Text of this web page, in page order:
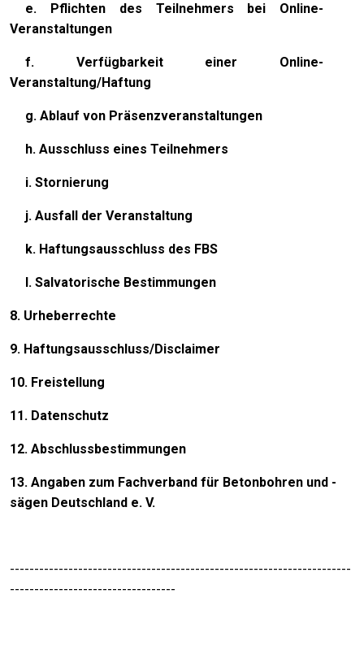
e. Pflichten des Teilnehmers bei Online-
Veranstaltungen
f. Verfügbarkeit einer Online-
Veranstaltung/Haftung
g. Ablauf von Präsenzveranstaltungen
h. Ausschluss eines Teilnehmers
i. Stornierung
j. Ausfall der Veranstaltung
k. Haftungsausschluss des FBS
l. Salvatorische Bestimmungen
8. Urheberrechte
9. Haftungsausschluss/Disclaimer
10. Freistellung
11. Datenschutz
12. Abschlussbestimmungen
13. Angaben zum Fachverband für Betonbohren und -
sägen Deutschland e. V.
----------------------------------------------------------------------
----------------------------------